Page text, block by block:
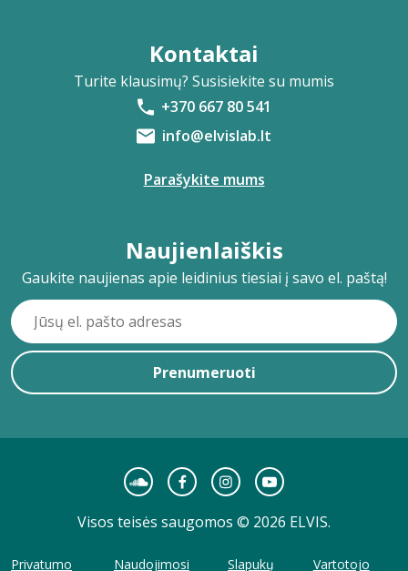
Kontaktai
Turite klausimų? Susisiekite su mumis
+370 667 80 541
info@elvislab.lt
Parašykite mums
Naujienlaiškis
Gaukite naujienas apie leidinius tiesiai į savo el. paštą!
Prenumeruoti
Visos teisės saugomos © 2026 ELVIS.
Privatumo Naudojimosi Slapukų Vartotojo